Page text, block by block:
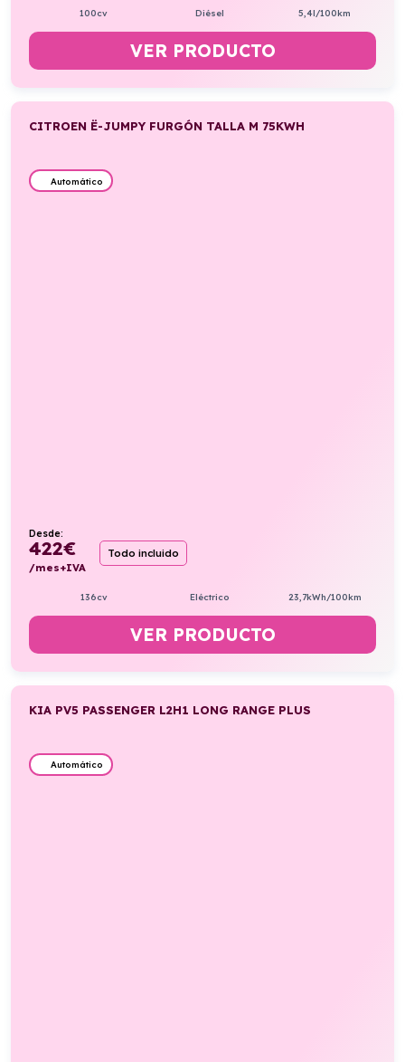
100cv Diésel 5,4l/100km
VER PRODUCTO
CITROEN Ë-JUMPY FURGÓN TALLA M 75KWH
Automático
Desde:
422€
/mes+IVA
Todo incluido
136cv Eléctrico 23,7kWh/100km
VER PRODUCTO
KIA PV5 PASSENGER L2H1 LONG RANGE PLUS
Automático